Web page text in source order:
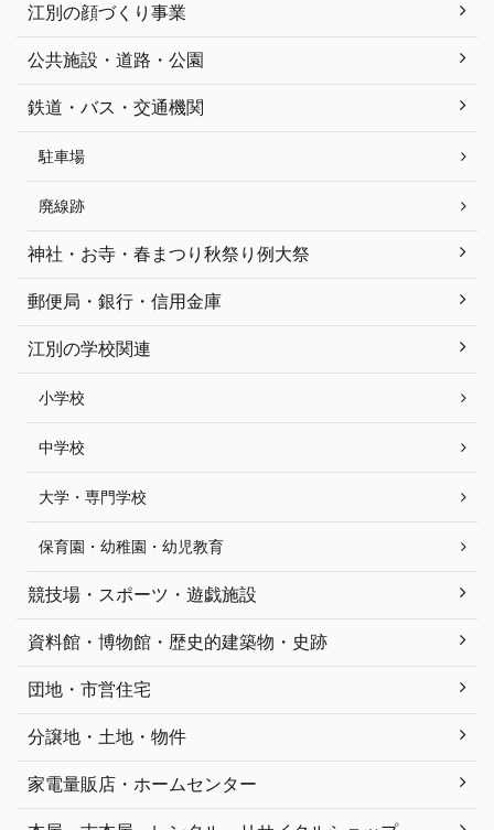
江別の顔づくり事業
公共施設・道路・公園
鉄道・バス・交通機関
駐車場
廃線跡
神社・お寺・春まつり秋祭り例大祭
郵便局・銀行・信用金庫
江別の学校関連
小学校
中学校
大学・専門学校
保育園・幼稚園・幼児教育
競技場・スポーツ・遊戯施設
資料館・博物館・歴史的建築物・史跡
団地・市営住宅
分譲地・土地・物件
家電量販店・ホームセンター